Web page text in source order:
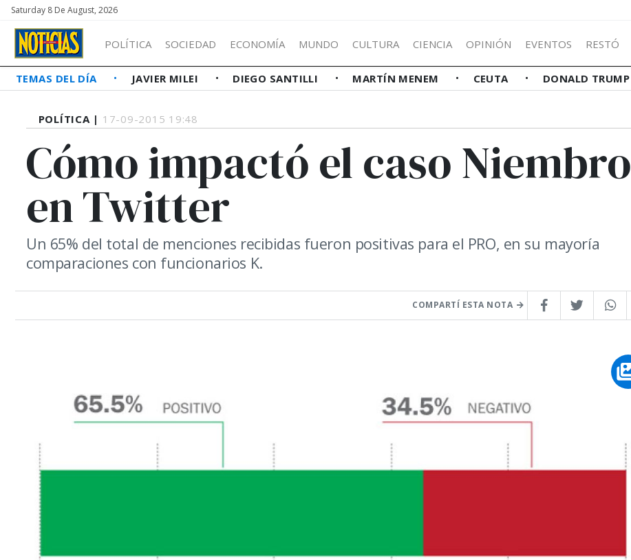
Saturday 8 De August, 2026
POLÍTICA SOCIEDAD ECONOMÍA MUNDO CULTURA CIENCIA OPINIÓN EVENTOS RESTÓ
TEMAS DEL DÍA JAVIER MILEI DIEGO SANTILLI MARTÍN MENEM CEUTA DONALD TRUMP
POLÍTICA | 17-09-2015 19:48
Cómo impactó el caso Niembro
en Twitter
Un 65% del total de menciones recibidas fueron positivas para el PRO, en su mayoría
comparaciones con funcionarios K.
COMPARTÍ ESTA NOTA